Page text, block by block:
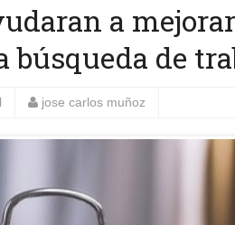
a
de
jose carlos muñoz